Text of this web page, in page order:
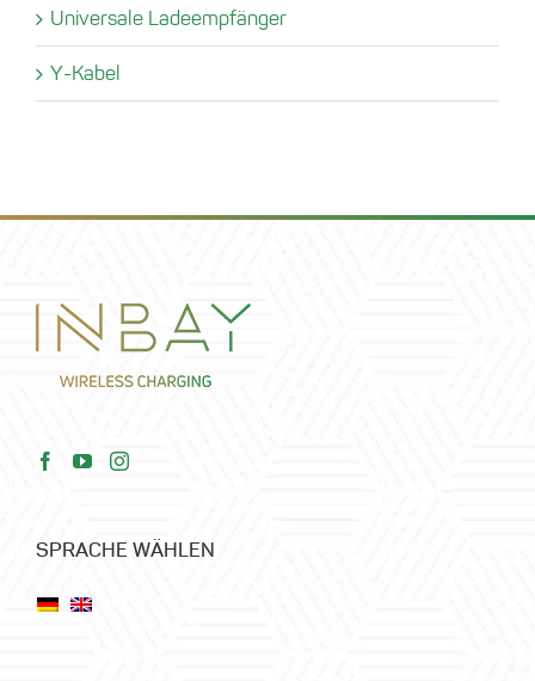
Universale Ladeempfänger
Y-Kabel
SPRACHE WÄHLEN